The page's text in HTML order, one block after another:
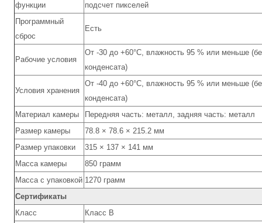
функции
подсчет пикселей
Программный
сброс
Есть
Рабочие условия
От -30 до +60°C, влажность 95 % или меньше
конденсата)
Условия хранения
От -40 до +60°C, влажность 95 % или меньше
конденсата)
Материал камеры
Передняя часть: металл, задняя часть: металл
Размер камеры
78.8 × 78.6 × 215.2 мм
Размер упаковки
315 × 137 × 141 мм
Масса камеры
850 грамм
Масса с упаковкой 1270 грамм
Сертификаты
Класс
Класс B